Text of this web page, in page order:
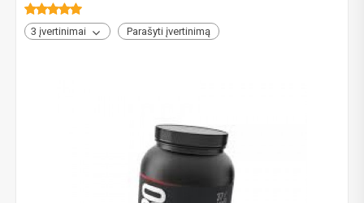
3 įvertinimai Parašyti įvertinimą